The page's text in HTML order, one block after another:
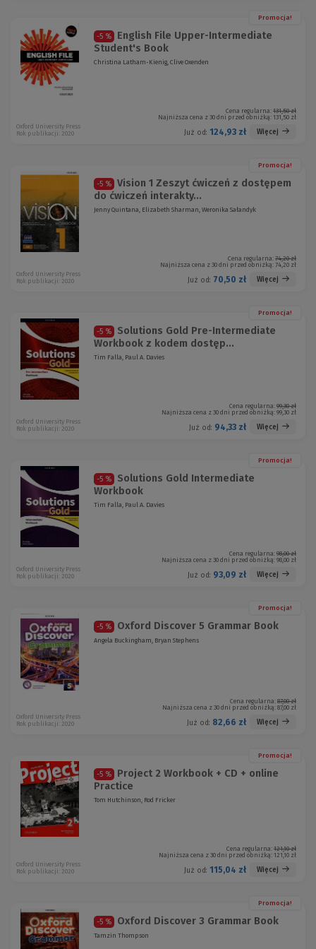
Promocja!
-5 %
English File Upper-Intermediate
Student's Book
Christina Latham-Kienig, Clive Oxenden
Cena regularna: 131,50 zł
Najniższa cena z 30 dni przed obniżką: 131,50 zł
Już od: 124,93 zł Więcej
Oxford University Press
Rok publikacji: 2020
Promocja!
-5 %
Vision 1 Zeszyt ćwiczeń z dostępem
do ćwiczeń interakty...
Jenny Quintana, Elizabeth Sharman, Weronika Sałandyk
Cena regularna: 74,20 zł
Najniższa cena z 30 dni przed obniżką: 74,20 zł
Już od: 70,50 zł Więcej
Oxford University Press
Rok publikacji: 2020
Promocja!
-5 %
Solutions Gold Pre-Intermediate
Workbook z kodem dostęp...
Tim Falla, Paul A. Davies
Cena regularna: 99,30 zł
Najniższa cena z 30 dni przed obniżką: 99,30 zł
Już od: 94,33 zł Więcej
Oxford University Press
Rok publikacji: 2020
Promocja!
-5 %
Solutions Gold Intermediate
Workbook
Tim Falla, Paul A. Davies
Cena regularna: 98,00 zł
Najniższa cena z 30 dni przed obniżką: 98,00 zł
Już od: 93,09 zł Więcej
Oxford University Press
Rok publikacji: 2020
Promocja!
-5 % Oxford Discover 5 Grammar Book
Angela Buckingham, Bryan Stephens
Cena regularna: 87,00 zł
Najniższa cena z 30 dni przed obniżką: 87,00 zł
Już od: 82,66 zł Więcej
Oxford University Press
Rok publikacji: 2020
Promocja!
-5 %
Project 2 Workbook + CD + online
Practice
Tom Hutchinson, Rod Fricker
Cena regularna: 121,10 zł
Najniższa cena z 30 dni przed obniżką: 121,10 zł
Już od: 115,04 zł Więcej
Oxford University Press
Rok publikacji: 2020
Promocja!
-5 % Oxford Discover 3 Grammar Book
Tamzin Thompson